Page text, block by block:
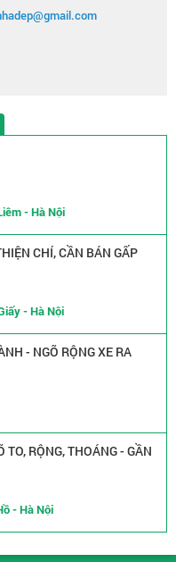
- Hà Nội
CHÍ, CẦN BÁN GẤP
RỘNG - 2 MẶT THOÁNG
- Hà Nội
- NGÕ RỘNG XE RA
RỘNG, THOÁNG - GẦN
- Hà Nội